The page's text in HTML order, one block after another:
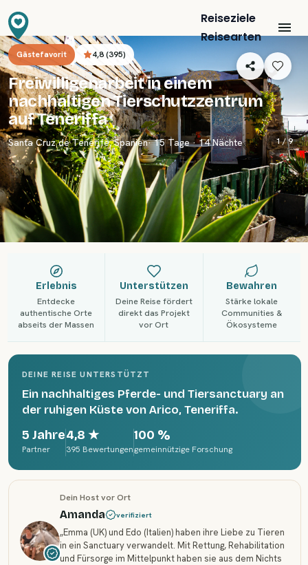
Reiseziele
Reisearten
Gästefavorit 4,8(395)
Freiwilligenarbeit in einem
nachhaltigen Tierschutzzentrum
auf Teneriffa
Santa Cruz de Tenerife,Spanien· 15 Tage · 14 Nächte 1 /9
Erlebnis
Entdecke
authentische Orte
abseits der Massen
Unterstützen
Deine Reise fördert
direkt das Projekt
vor Ort
Bewahren
Stärke lokale
Communities &
Ökosysteme
DEINE REISE UNTERSTÜTZT
Ein nachhaltiges Pferde- und Tiersanctuary an
der ruhigen Küste von Arico, Teneriffa.
5 Jahre
Partner
4,8 ★
395 Bewertungen
100 %
gemeinnützige Forschung
Dein Host vor Ort
Amanda verifiziert
„Emma (UK) und Edo (Italien) haben ihre Liebe zu Tieren
in ein Sanctuary verwandelt. Mit Rettung, Rehabilitation
und Fürsorge im Mittelpunkt haben sie aus dem Nichts